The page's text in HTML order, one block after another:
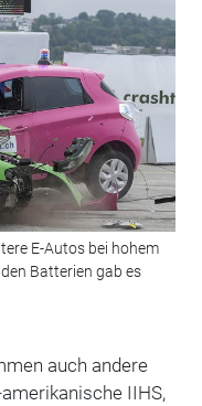
E-Autos bei hohem
Batterien gab es
auch andere
IIHS,